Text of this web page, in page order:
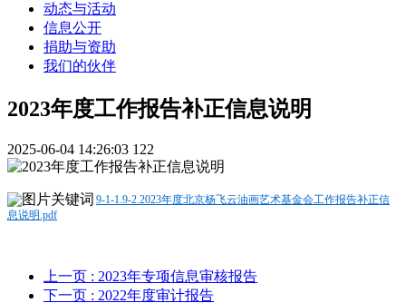
动态与活动
信息公开
捐助与资助
我们的伙伴
2023年度工作报告补正信息说明
2025-06-04 14:26:03 122
9-1-1.9-2.2023年度北京杨飞云油画艺术基金会工作报告补正信
息说明.pdf
上一页 : 2023年专项信息审核报告
下一页 : 2022年度审计报告